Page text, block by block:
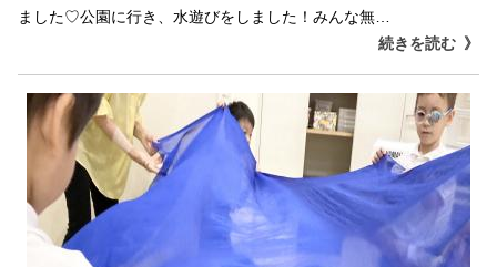
ました♡公園に行き、水遊びをしました！みんな無…
続きを読む